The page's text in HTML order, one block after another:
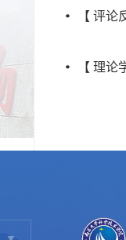
【 评
【 理